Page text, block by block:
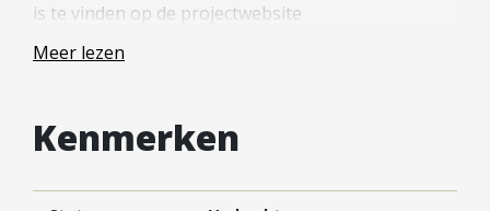
Leer ons kennen
Over Ons
FAQ
is te vinden op de projectwebsite
(woneninhaagstede.nl). Wil je meer weten of heb je
Meer lezen
Kenmerken